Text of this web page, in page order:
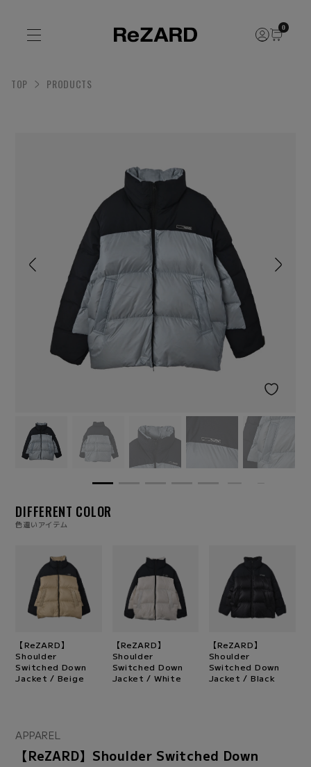
0
TOP PRODUCTS
DIFFERENT COLOR
色違いアイテム
【ReZARD】
Shoulder
Switched Down
Jacket / Beige
【ReZARD】
Shoulder
Switched Down
Jacket / White
【ReZARD】
Shoulder
Switched Down
Jacket / Black
APPAREL
【ReZARD】Shoulder Switched Down